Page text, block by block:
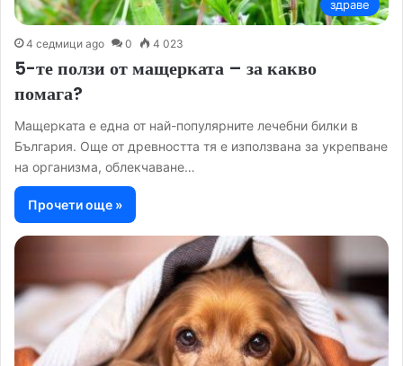
здраве
4 седмици ago 0 4 023
5-те ползи от мащерката – за какво
помага?
Мащерката е една от най-популярните лечебни билки в
България. Още от древността тя е използвана за укрепване
на организма, облекчаване…
Прочети още »